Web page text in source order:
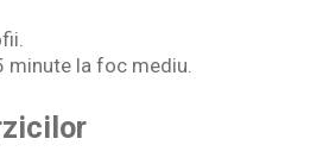
la foc mediu.